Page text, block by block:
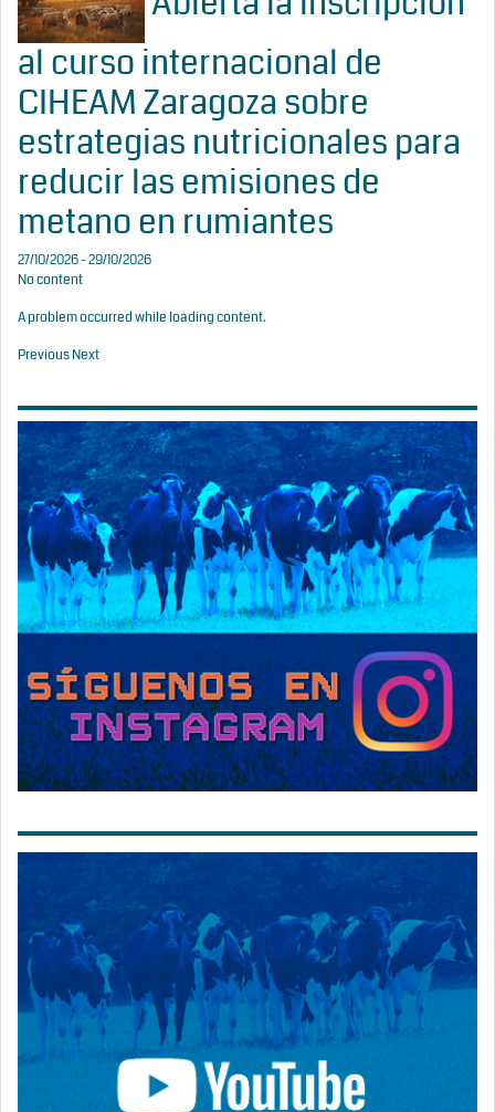
al curso internacional de
CIHEAM Zaragoza sobre
estrategias nutricionales para
reducir las emisiones de
metano en rumiantes
27/10/2026 - 29/10/2026
No content
A problem occurred while loading content.
PreviousNext